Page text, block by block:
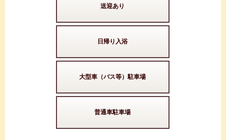
送迎あり
日帰り入浴
大型車（バス等）駐車場
普通車駐車場